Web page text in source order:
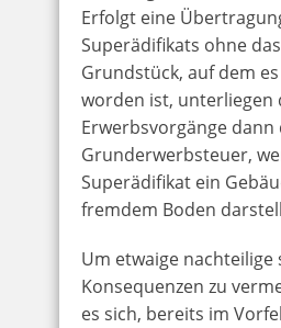
Erfolgt eine
Superädifikats ohne
Grundstück, auf dem
worden ist, unterliegen
Erwerbsvorgänge dann
Grunderwerbsteuer,
Superädifikat ein
fremdem Boden
Um etwaige nachteilige
Konsequenzen zu
es sich, bereits im